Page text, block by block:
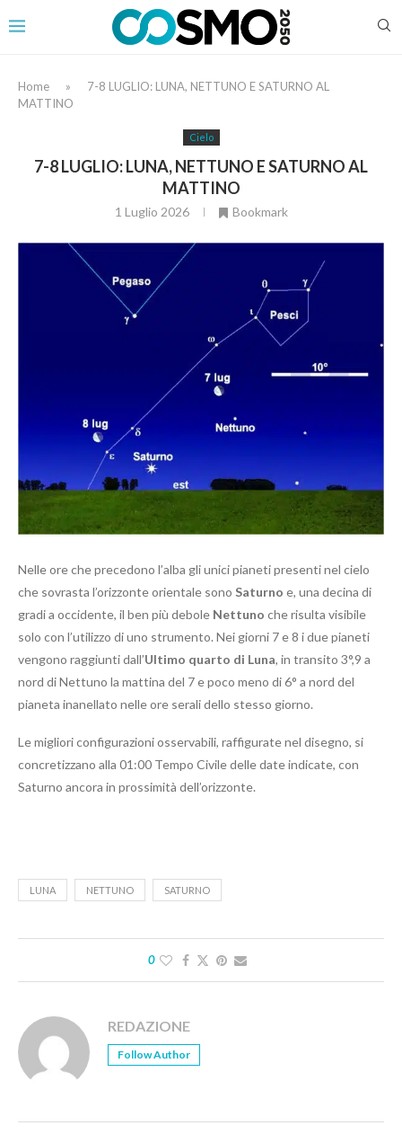
Home »
7-8 LUGLIO: LUNA, NETTUNO E SATURNO AL
MATTINO
Cielo
7-8 LUGLIO: LUNA, NETTUNO E SATURNO AL
MATTINO
1 Luglio 2026 Bookmark
Nelle ore che precedono l’alba gli unici pianeti presenti nel cielo
che sovrasta l’orizzonte orientale sono Saturno e, una decina di
gradi a occidente, il ben più debole Nettuno che risulta visibile
solo con l’utilizzo di uno strumento. Nei giorni 7 e 8 i due pianeti
vengono raggiunti dall’Ultimo quarto di Luna, in transito 3°,9 a
nord di Nettuno la mattina del 7 e poco meno di 6° a nord del
pianeta inanellato nelle ore serali dello stesso giorno.
Le migliori configurazioni osservabili, raffigurate nel disegno, si
concretizzano alla 01:00 Tempo Civile delle date indicate, con
Saturno ancora in prossimità dell’orizzonte.
LUNA NETTUNO SATURNO
0
REDAZIONE
Follow Author